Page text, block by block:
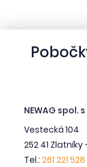
NEWAG spol.
Vestecká 104
252 41 Zlatníky
Tel.: 261 221 528